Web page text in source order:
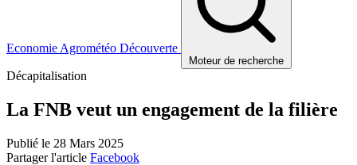
Economie Agrométéo Découverte
Moteur de recherche
Décapitalisation
La FNB veut un engagement de la filière
Publié le 28 Mars 2025
Partager l'article Facebook